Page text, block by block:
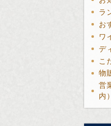
ラ
お
ワ
デ
こ
物
営
内）